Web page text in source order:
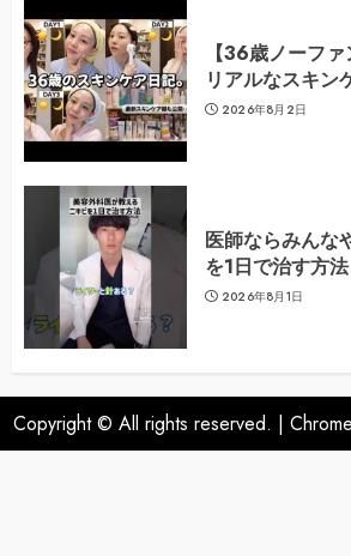
【36歳ノーフ
リアルなスキン
2026年8月2日
医師ならみんな
を1日で治す方
2026年8月1日
Copyright © All rights reserved. |